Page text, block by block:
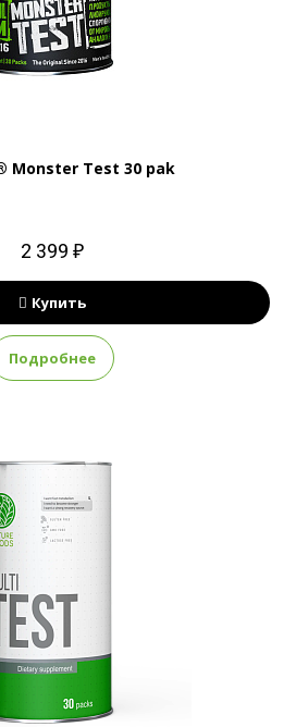
Monster Test 30 pak
2 399 ₽
Купить
Подробнее